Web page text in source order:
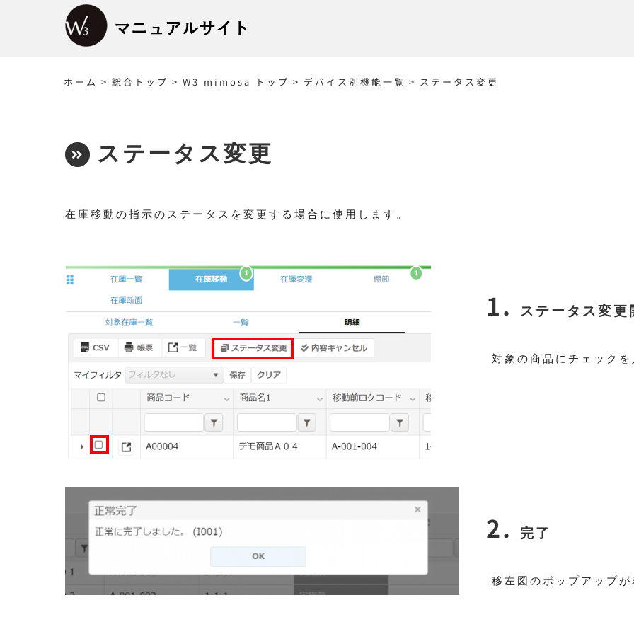
ホーム > 総合トップ > W3 mimosa トップ > デバイス別機能一覧 > ステータス変更
ステータス変更
在庫移動の指示のステータスを変更する場合に使用します。
ステータス変更
対象の商品にチェック
完了
移左図のポップアップ